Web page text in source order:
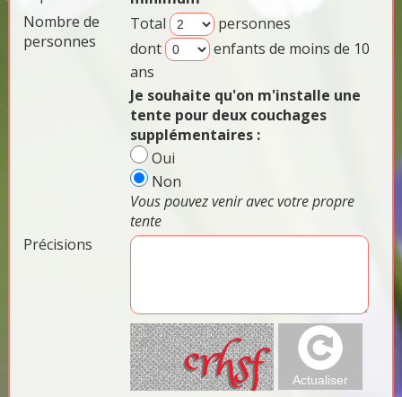
Nombre de
personnes
Total
personnes
dont
enfants de moins de 10
ans
Je souhaite qu'on m'installe une
tente pour deux couchages
supplémentaires :
Oui
Non
Vous pouvez venir avec votre propre
tente
Précisions